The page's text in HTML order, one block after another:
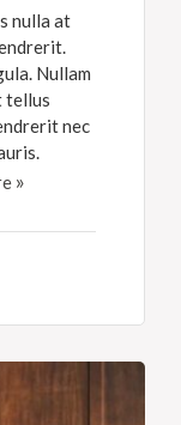
nulla at
Nullam
tellus
nec